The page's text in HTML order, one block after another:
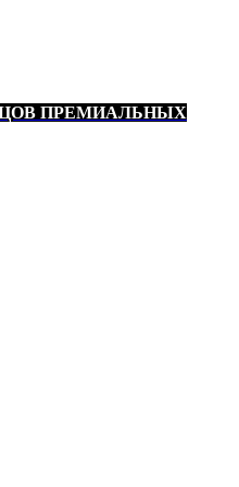
ПРЕМИАЛЬНЫХ